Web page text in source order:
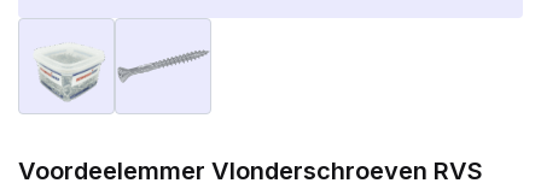
Voordeelemmer Vlonderschroeven RVS